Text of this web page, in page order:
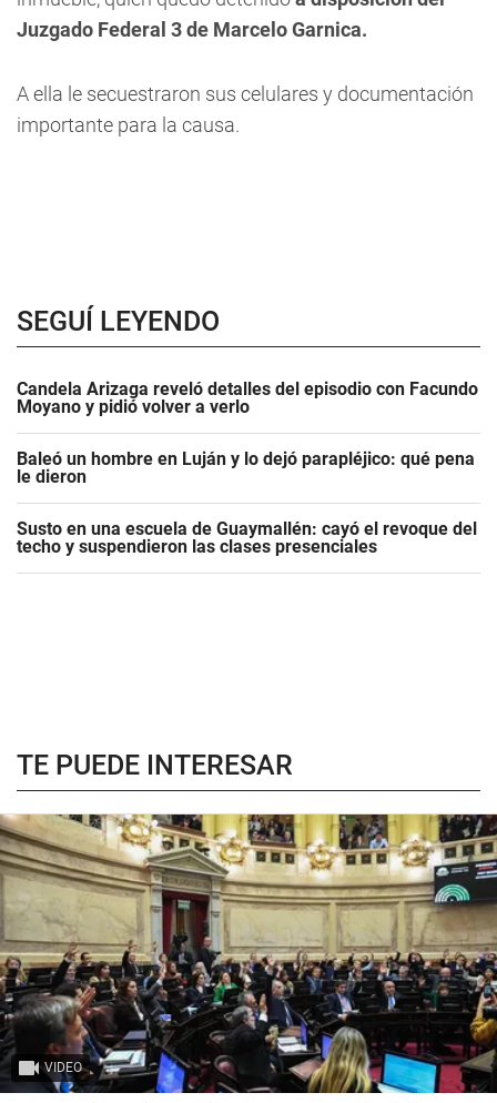
Juzgado Federal 3 de Marcelo Garnica.
A ella le secuestraron sus celulares y documentación
importante para la causa.
SEGUÍ LEYENDO
Candela Arizaga reveló detalles del episodio con Facundo
Moyano y pidió volver a verlo
Baleó un hombre en Luján y lo dejó parapléjico: qué pena
le dieron
Susto en una escuela de Guaymallén: cayó el revoque del
techo y suspendieron las clases presenciales
TE PUEDE INTERESAR
VIDEO